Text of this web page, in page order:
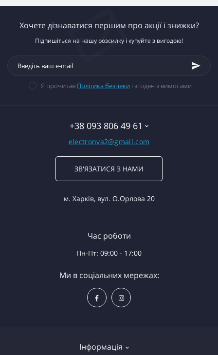
Хочете дізнаватися першим про акції і знижки?
Підпишіться на нашу розсилку і купуйте з вигодою!
Я прочитав Політика безпеки і згоден з вимогами
+38 093 806 49 61
electronva2@gmail.com
ЗВ'ЯЗАТИСЯ З НАМИ
м. Харків, вул. О.Орлова 20
Інформація
Час роботи
Пн-Пт: 09:00 - 17:00
Ми в соціальних мережах: